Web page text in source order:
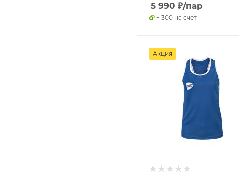
5 990 ₽/пар
+ 300 на счет
Акция